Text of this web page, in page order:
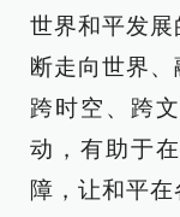
世界和平发
断走向世界、
跨时空、跨
动，有助于
障，让和平